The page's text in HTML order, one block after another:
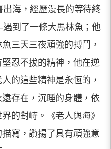
海，經歷漫長的等待終
到了一條大馬林魚；他
三天三夜頑強的搏鬥，
忍不拔的精神，他在逆
的這些精神是永恆的，
存在，沉睡的身體，依
的對峙。《老人與海》
寫，讚揚了具有頑強意